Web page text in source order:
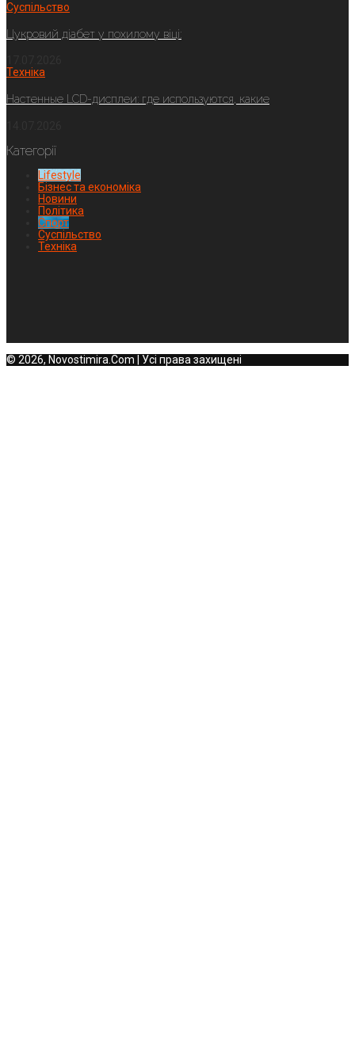
Суспільство
Цукровий діабет у похилому віці:
Техніка
Настенные LCD-дисплеи: где используются, какие
Категорії
Lifestyle
Бізнес та економіка
Новини
Політика
Спорт
Суспільство
Техніка
© 2026, Novostimira.Com | Усі права захищені